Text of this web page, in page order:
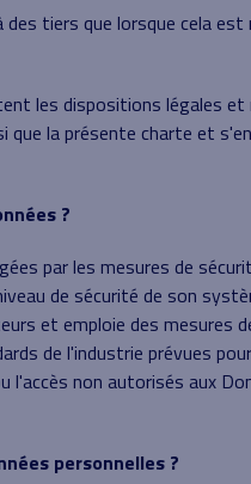
tiers que lorsque cela est
les dispositions légales
que la présente charte et
?
par les mesures de
de sécurité de son
et emploie des mesures
de l'industrie prévues
non autorisés aux
personnelles ?